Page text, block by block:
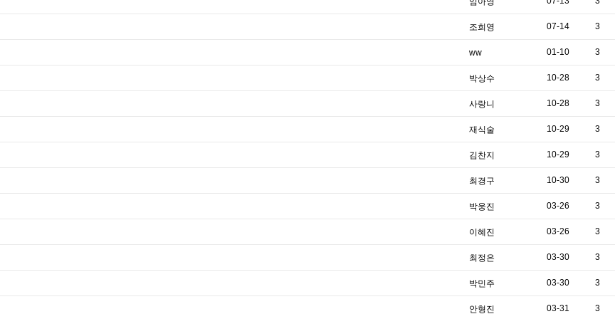
조희영 07-14 3
ww 01-10 3
박상수 10-28 3
사랑니 10-28 3
재식술 10-29 3
김찬지 10-29 3
최경구 10-30 3
박웅진 03-26 3
이혜진 03-26 3
최정은 03-30 3
박민주 03-30 3
안형진 03-31 3